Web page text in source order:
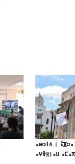
ⴰⴱⵔⵉⴷ ⵏ
ⴰⵖⴻⵍⵏⴰⵡ